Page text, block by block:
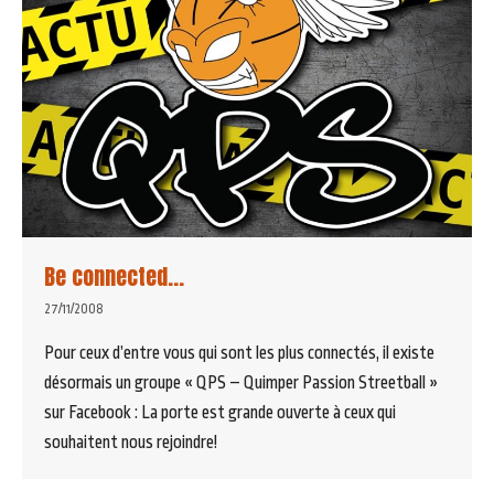
Be connected…
27/11/2008
Pour ceux d’entre vous qui sont les plus connectés, il existe
désormais un groupe « QPS – Quimper Passion Streetball »
sur Facebook : La porte est grande ouverte à ceux qui
souhaitent nous rejoindre!